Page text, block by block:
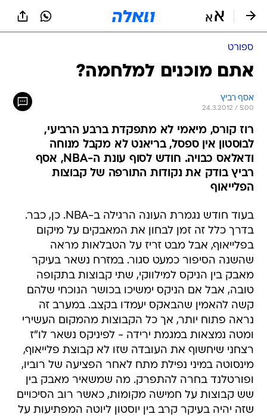
ספורט
אתם מוכנים למלחמה?
אסף רביץ
24.3.2012 / 5:00
רוז קורס, מיאמי לא מתפקדת ברבע הרביעי,
לבוסטון אין ספסל, בריאנט לא מקבל מנוחה
ודאלאס כבויה. חודש לסוף עונת ה-NBA, אסף
רביץ בודק את נקודות התורפה של קבוצות
הפלייאוף
בעוד חודש נגמרת העונה הרגילה ב-NBA. כן, כבר.
בדרך כלל זה זמן לבחון את המאבקים על מיקום
בפלייאוף, אבל מבט זריז על הטבלאות מראה
שהשנה הסיפור כמעט סגור. במזרח נשאר בעיקר
מאבק בין הניקס למילווקי, שתי קבוצות בתקופה
טובה, אבל אם הניקס ימשיכו בכושר הנוכחי שלהם
קשה להאמין שהבאקס יעמדו בקצב. במערב זה
נראה פתוח יותר, אך כל הקבוצות מהמקום העשירי
ומטה נמצאות במגמת ירידה - לפיניקס נשאר לו"ז
רצחני שיחשוף את העובדה שזו לא קבוצת פלייאוף,
מינסוטה במיני נפילת מתח לאחר הפציעה של רוביו,
ופורטלנד בחרה להתפרק. מה שמשאיר מאבק בין
שש קבוצות על חמישה מקומות, כאשר רוב הסיכויים
שזה יהיה בעיקר קרב בין יוסטון ליוטה המפתיעות על